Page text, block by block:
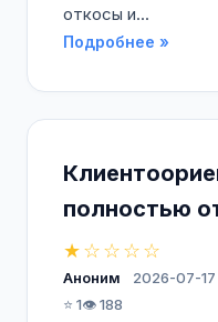
откосы и...
Подробнее »
полностью
★☆☆☆☆
Аноним
2026-07-17
⭐ 1👁️ 188